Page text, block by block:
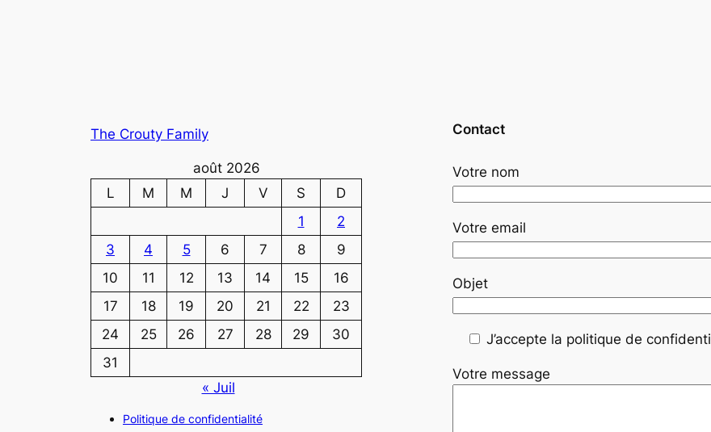
The Crouty Family
août 2026
L
M M J V S
D
1
2
3
4 5 6 7 8
9
10
11 12 13 14 15
16
17
18 19 20 21 22
23
24
25 26 27 28 29
30
31
« Juil
Politique de confidentialité
Contact
Votre nom
Votre email
Objet
J’accepte la politique de
Votre message